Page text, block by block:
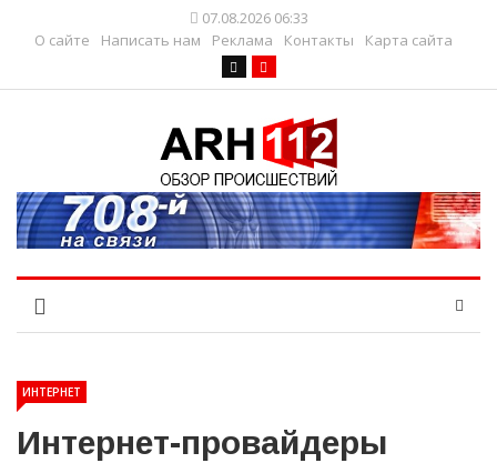
07.08.2026 06:33
О сайте
Написать нам Реклама Контакты Карта сайта
ИНТЕРНЕТ
Интернет-провайдеры